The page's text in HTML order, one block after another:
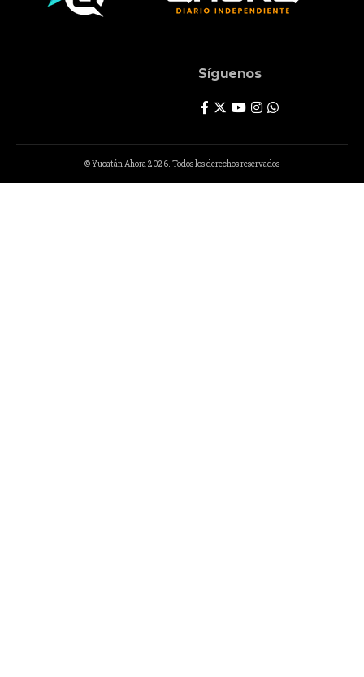
Síguenos
© Yucatán Ahora 2026. Todos los derechos reservados